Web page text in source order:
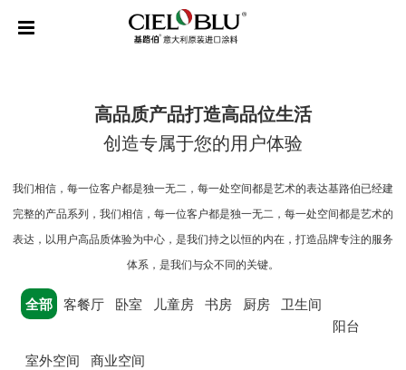
高品质产品打造高品位生活
创造专属于您的用户体验
我们相信，每一位客户都是独一无二，每一处空间都是艺术的表达基路伯已经建
完整的产品系列，我们相信，每一位客户都是独一无二，每一处空间都是艺术的
表达，以用户高品质体验为中心，是我们持之以恒的内在，打造品牌专注的服务
体系，是我们与众不同的关键。
全部 客餐厅 卧室 儿童房 书房 厨房
卫生间
阳台
室外空间
商业空间